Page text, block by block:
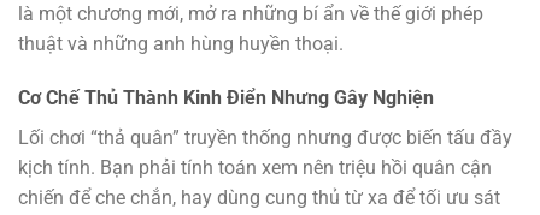
là một chương mới, mở ra những bí ẩn về thế giới phép
thuật và những anh hùng huyền thoại.
Cơ Chế Thủ Thành Kinh Điển Nhưng Gây Nghiện
Lối chơi “thả quân” truyền thống nhưng được biến tấu đầy
kịch tính. Bạn phải tính toán xem nên triệu hồi quân cận
chiến để che chắn, hay dùng cung thủ từ xa để tối ưu sát